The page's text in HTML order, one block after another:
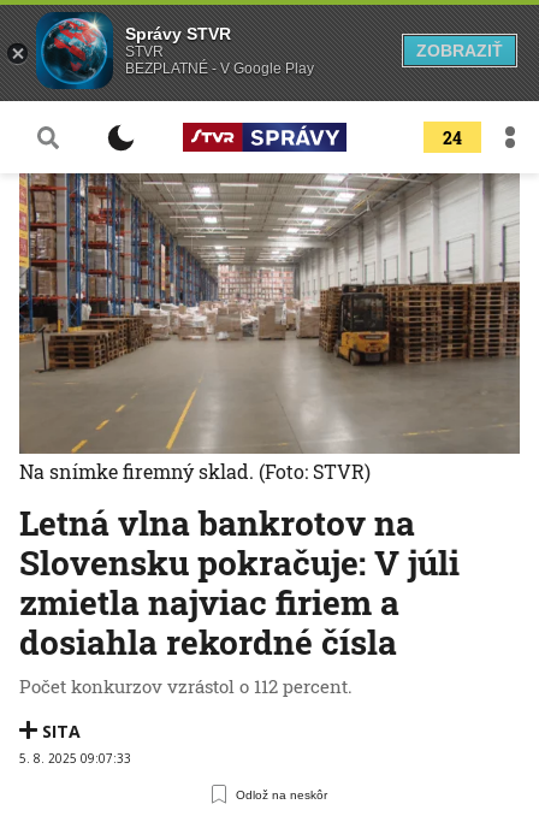
24
Letná vlna bankrotov na
Slovensku pokračuje: V júli
zmietla najviac firiem a
dosiahla rekordné čísla
Počet konkurzov vzrástol o 112 percent.
SITA
5. 8. 2025 09:07:33
Odlož na neskôr
Na snímke firemný sklad. (Foto: STVR)
Správy STVR
STVR
BEZPLATNÉ - V Google Play
ZOBRAZIŤ